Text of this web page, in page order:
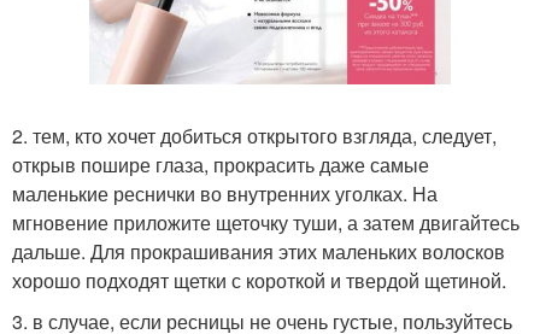
2. тем, кто хочет добиться открытого взгляда, следует,
открыв пошире глаза, прокрасить даже самые
маленькие реснички во внутренних уголках. На
мгновение приложите щеточку туши, а затем двигайтесь
дальше. Для прокрашивания этих маленьких волосков
хорошо подходят щетки с короткой и твердой щетиной.
3. в случае, если ресницы не очень густые, пользуйтесь